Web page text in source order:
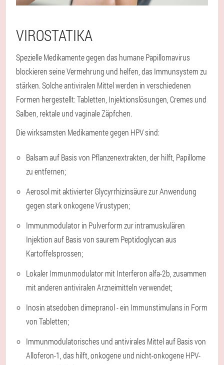
VIROSTATIKA
Spezielle Medikamente gegen das humane Papillomavirus
blockieren seine Vermehrung und helfen, das Immunsystem zu
stärken. Solche antiviralen Mittel werden in verschiedenen
Formen hergestellt: Tabletten, Injektionslösungen, Cremes und
Salben, rektale und vaginale Zäpfchen.
Die wirksamsten Medikamente gegen HPV sind:
Balsam auf Basis von Pflanzenextrakten, der hilft, Papillome
zu entfernen;
Aerosol mit aktivierter Glycyrrhizinsäure zur Anwendung
gegen stark onkogene Virustypen;
Immunmodulator in Pulverform zur intramuskulären
Injektion auf Basis von saurem Peptidoglycan aus
Kartoffelsprossen;
Lokaler Immunmodulator mit Interferon alfa-2b, zusammen
mit anderen antiviralen Arzneimitteln verwendet;
Inosin atsedoben dimepranol - ein Immunstimulans in Form
von Tabletten;
Immunmodulatorisches und antivirales Mittel auf Basis von
Alloferon-1, das hilft, onkogene und nicht-onkogene HPV-